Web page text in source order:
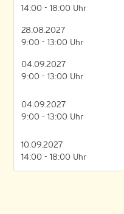
14:00 - 18:00 Uhr
28.08.2027
9:00 - 13:00 Uhr
04.09.2027
9:00 - 13:00 Uhr
04.09.2027
9:00 - 13:00 Uhr
10.09.2027
14:00 - 18:00 Uhr